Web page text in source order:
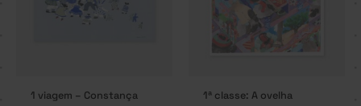
1 viagem – Constança
1ª classe: A ovelha